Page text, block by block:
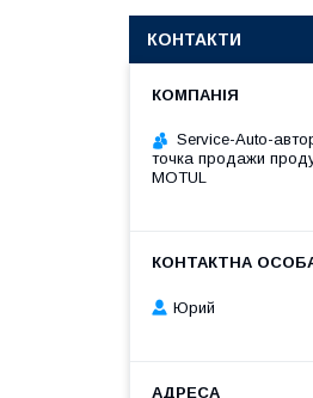
КОНТАКТИ
Service-Auto-
точка продажи
MOTUL
Юрий